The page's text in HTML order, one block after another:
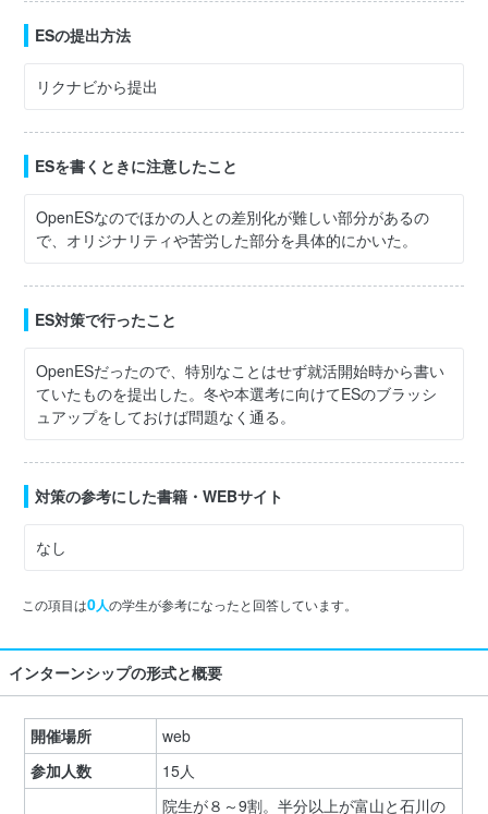
ESの提出方法
リクナビから提出
ESを書くときに注意したこと
OpenESなのでほかの人との差別化が難しい部分があるの
で、オリジナリティや苦労した部分を具体的にかいた。
ES対策で行ったこと
OpenESだったので、特別なことはせず就活開始時から書い
ていたものを提出した。冬や本選考に向けてESのブラッシ
ュアップをしておけば問題なく通る。
対策の参考にした書籍・WEBサイト
なし
この項目は0人の学生が参考になったと回答しています。
インターンシップの形式と概要
開催場所
web
参加人数
15人
院生が８～9割。半分以上が富山と石川の